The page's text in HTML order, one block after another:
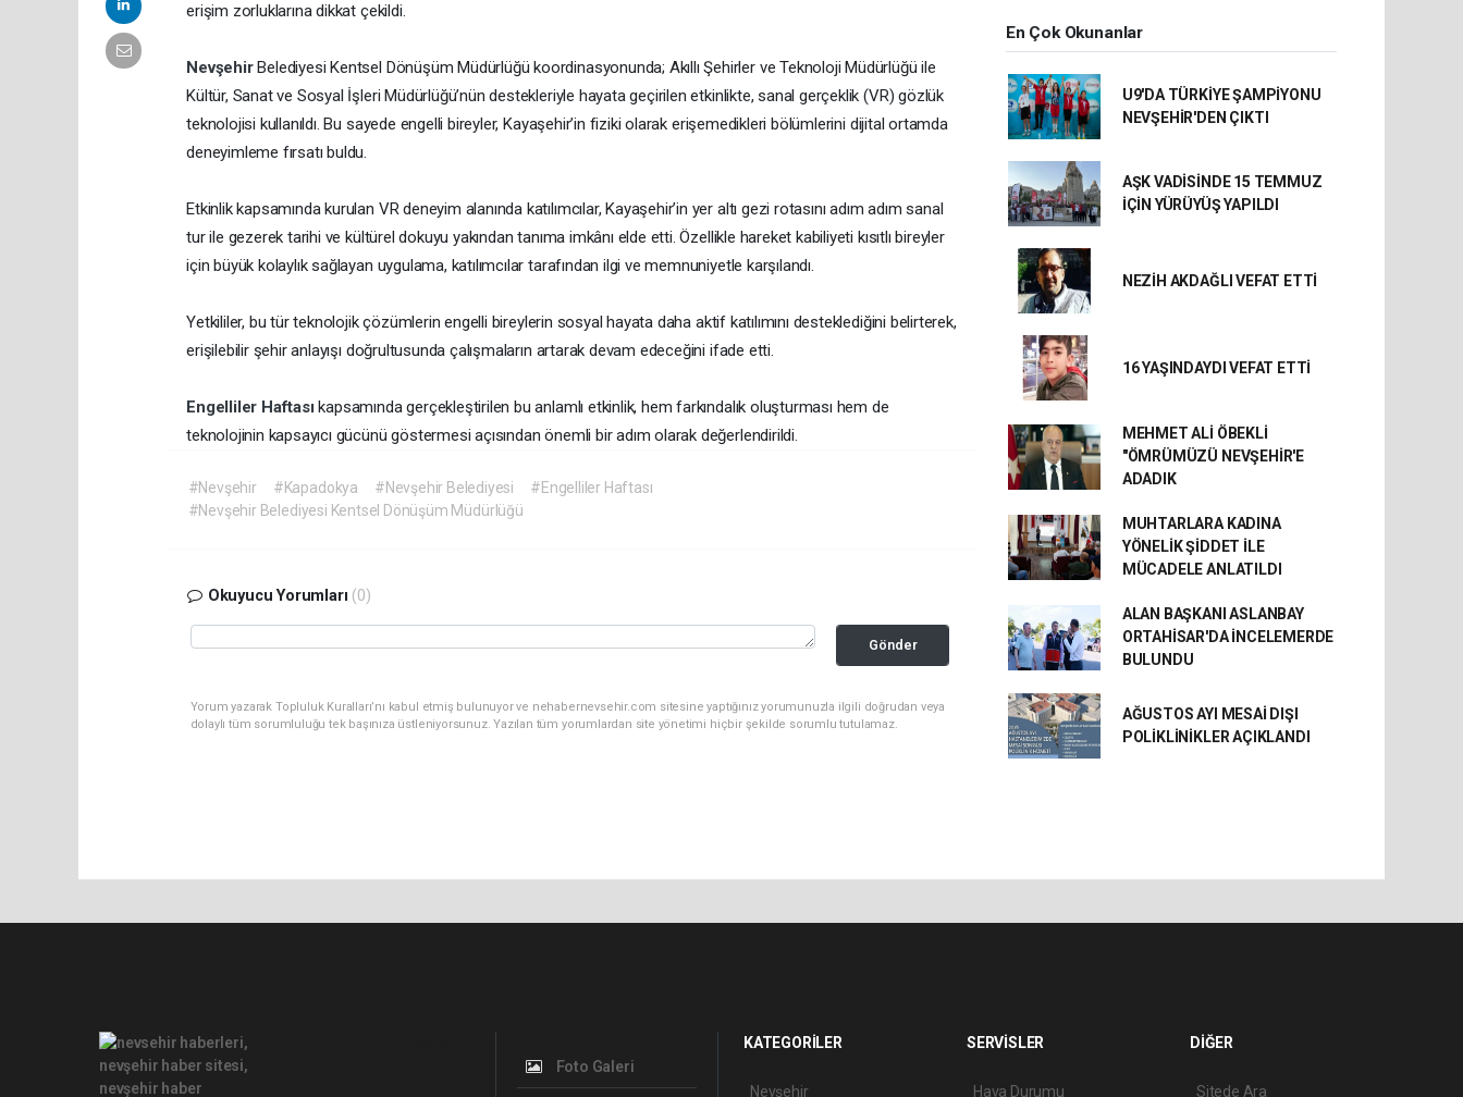
erişim zorluklarına dikkat çekildi.
Nevşehir Belediyesi Kentsel Dönüşüm Müdürlüğü koordinasyonunda; Akıllı Şehirler ve Teknoloji Müdürlüğü ile
Kültür, Sanat ve Sosyal İşleri Müdürlüğü’nün destekleriyle hayata geçirilen etkinlikte, sanal gerçeklik (VR) gözlük
teknolojisi kullanıldı. Bu sayede engelli bireyler, Kayaşehir’in fiziki olarak erişemedikleri bölümlerini dijital ortamda
deneyimleme fırsatı buldu.
Etkinlik kapsamında kurulan VR deneyim alanında katılımcılar, Kayaşehir’in yer altı gezi rotasını adım adım sanal
tur ile gezerek tarihi ve kültürel dokuyu yakından tanıma imkânı elde etti. Özellikle hareket kabiliyeti kısıtlı bireyler
için büyük kolaylık sağlayan uygulama, katılımcılar tarafından ilgi ve memnuniyetle karşılandı.
Yetkililer, bu tür teknolojik çözümlerin engelli bireylerin sosyal hayata daha aktif katılımını desteklediğini belirterek,
erişilebilir şehir anlayışı doğrultusunda çalışmaların artarak devam edeceğini ifade etti.
Engelliler Haftası kapsamında gerçekleştirilen bu anlamlı etkinlik, hem farkındalık oluşturması hem de
teknolojinin kapsayıcı gücünü göstermesi açısından önemli bir adım olarak değerlendirildi.
#Nevşehir #Kapadokya #Nevşehir Belediyesi
#Engelliler Haftası
#Nevşehir Belediyesi Kentsel Dönüşüm Müdürlüğü
Okuyucu Yorumları (0)
Gönder
Yorum yazarak Topluluk Kuralları’nı kabul etmiş bulunuyor ve nehabernevsehir.com sitesine yaptığınız yorumunuzla ilgili doğrudan veya
dolaylı tüm sorumluluğu tek başınıza üstleniyorsunuz. Yazılan tüm yorumlardan site yönetimi hiçbir şekilde sorumlu tutulamaz.
En Çok Okunanlar
U9'DA TÜRKİYE ŞAMPİYONU
NEVŞEHİR'DEN ÇIKTI
AŞK VADİSİNDE 15 TEMMUZ
İÇİN YÜRÜYÜŞ YAPILDI
NEZİH AKDAĞLI VEFAT ETTİ
16 YAŞINDAYDI VEFAT ETTİ
MEHMET ALİ ÖBEKLİ
"ÖMRÜMÜZÜ NEVŞEHİR'E
ADADIK
MUHTARLARA KADINA
YÖNELİK ŞİDDET İLE
MÜCADELE ANLATILDI
ALAN BAŞKANI ASLANBAY
ORTAHİSAR'DA İNCELEMERDE
BULUNDU
AĞUSTOS AYI MESAİ DIŞI
POLİKLİNİKLER AÇIKLANDI
Foto Galeri
KATEGORİLER
Nevşehir
SERVİSLER
Hava Durumu
DİĞER
Sitede Ara